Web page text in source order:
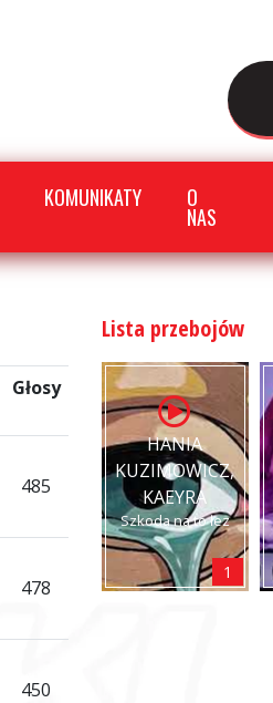
KOMUNIKATY O
NAS
Głosy
485
478
450
Lista przebojów
HANIA
KUZIMOWICZ,
KAEYRA
Szkoda na to łez
1